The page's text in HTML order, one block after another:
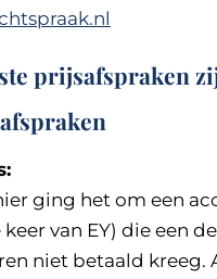
prijsafspraken
ging het om een
keer van EY) die een
niet betaald kreeg.